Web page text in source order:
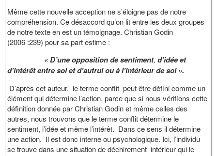
Même cette nouvelle acception ne s’éloigne pas de notre
compréhension. Ce désaccord qu’on lit entre les deux groupes
de notre texte en est un témoignage. Christian Godin
(2006 :239) pour sa part estime :
« D’une opposition de sentiment,d’idée et
d’intérêt entre soi et d’autrui ou à l’intérieur de soi ».
D’après cet auteur, le terme conflit peut être défini comme un
élément qui détermine l’action, parce que si nous vérifions cette
définition donnée par Christian Godin et même celles des
autres, nous trouvons que le terme conflit détermine le
sentiment, l’idée et même l’intérêt. Dans ce sens il détermine
une action. Il est donc interne ou psychologique. Ici, l’individu
se trouve dans une situation de déchirement intérieur qui le